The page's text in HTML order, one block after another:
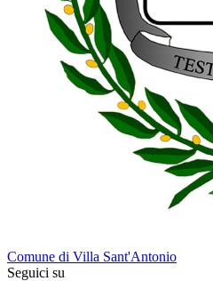
Comune di Villa Sant'Antonio
Seguici su